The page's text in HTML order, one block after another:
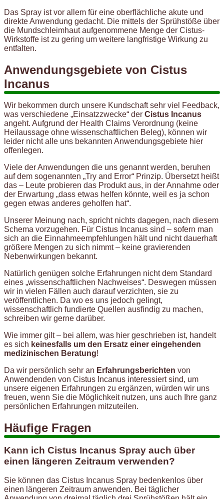
Das Spray ist vor allem für eine oberflächliche akute und
direkte Anwendung gedacht. Die mittels der Sprühstöße über
die Mundschleimhaut aufgenommene Menge der Cistus-
Wirkstoffe ist zu gering um weitere langfristige Wirkung zu
entfalten.
Anwendungsgebiete von Cistus
Incanus
Wir bekommen durch unsere Kundschaft sehr viel Feedback,
was verschiedene „Einsatzzwecke“ der Cistus Incanus
angeht. Aufgrund der Health Claims Verordnung (keine
Heilaussage ohne wissenschaftlichen Beleg), können wir
leider nicht alle uns bekannten Anwendungsgebiete hier
offenlegen.
Viele der Anwendungen die uns genannt werden, beruhen
auf dem sogenannten „Try and Error“ Prinzip. Übersetzt heißt
das – Leute probieren das Produkt aus, in der Annahme oder
der Erwartung „dass etwas helfen könnte, weil es ja schon
gegen etwas anderes geholfen hat“.
Unserer Meinung nach, spricht nichts dagegen, nach diesem
Schema vorzugehen. Für Cistus Incanus sind – sofern man
sich an die Einnahmeempfehlungen hält und nicht dauerhaft
größere Mengen zu sich nimmt – keine gravierenden
Nebenwirkungen bekannt.
Natürlich genügen solche Erfahrungen nicht dem Standard
eines „wissenschaftlichen Nachweises“. Deswegen müssen
wir in vielen Fällen auch darauf verzichten, sie zu
veröffentlichen. Da wo es uns jedoch gelingt,
wissenschaftlich fundierte Quellen ausfindig zu machen,
schreiben wir gerne darüber.
Wie immer gilt – bei allem, was hier geschrieben ist, handelt
es sich keinesfalls um den Ersatz einer eingehenden
medizinischen Beratung!
Da wir persönlich sehr an Erfahrungsberichten von
Anwendenden von Cistus Incanus interessiert sind, um
unsere eigenen Erfahrungen zu ergänzen, würden wir uns
freuen, wenn Sie die Möglichkeit nutzen, uns auch Ihre ganz
persönlichen Erfahrungen mitzuteilen.
Häufige Fragen
Kann ich Cistus Incanus Spray auch über
einen längeren Zeitraum verwenden?
Sie können das Cistus Incanus Spray bedenkenlos über
einen längeren Zeitraum anwenden. Bei täglicher